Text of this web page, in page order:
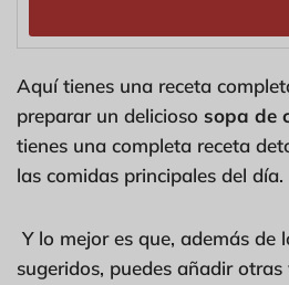
Aquí tienes una receta
preparar un delicioso sopa de
tienes una completa receta
las comidas principales del día.
Y lo mejor es que, además de
sugeridos, puedes añadir